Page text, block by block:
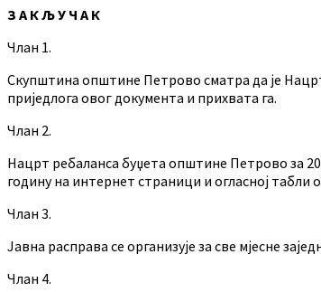
З А К Љ У Ч А К
Члан 1.
Скупштина општине Петрово сматра да је
приједлога овог документа и прихвата га.
Члан 2.
Нацрт ребаланса буџета општине Петрово за
годину на интернет страници и огласној
Члан 3.
Јавна расправа се организује за све мјесне
Члан 4.